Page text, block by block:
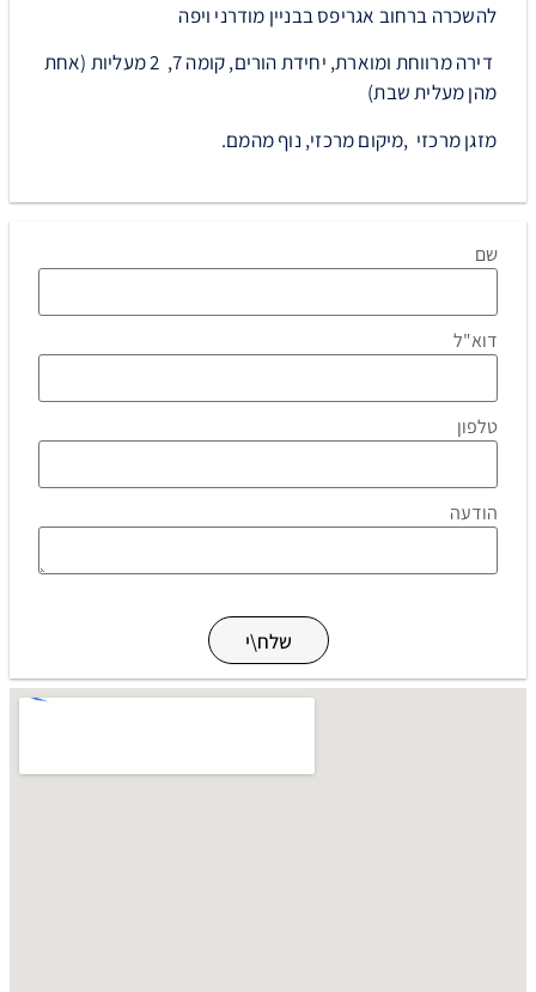
להשכרה ברחוב אגריפס בבניין מודרני ויפה
דירה מרווחת ומוארת, יחידת הורים, קומה 7, 2 מעליות (אחת
מהן מעלית שבת)
מזגן מרכזי ,מיקום מרכזי, נוף מהמם.
שם
דוא"ל
טלפון
הודעה
שלח\י